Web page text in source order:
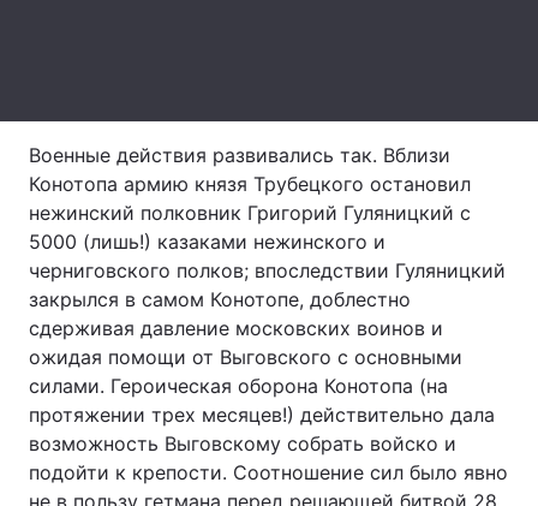
Военные действия развивались так. Вблизи
Конотопа армию князя Трубецкого остановил
нежинский полковник Григорий Гуляницкий с
5000 (лишь!) казаками нежинского и
черниговского полков; впоследствии Гуляницкий
закрылся в самом Конотопе, доблестно
сдерживая давление московских воинов и
ожидая помощи от Выговского с основными
силами. Героическая оборона Конотопа (на
протяжении трех месяцев!) действительно дала
возможность Выговскому собрать войско и
подойти к крепости. Соотношение сил было явно
не в пользу гетмана перед решающей битвой 28